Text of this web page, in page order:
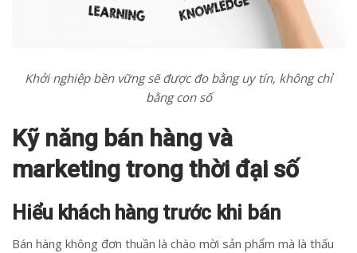
Khởi nghiệp bền vững sẽ được đo bằng uy tín, không chỉ
bằng con số
Kỹ năng bán hàng và
marketing trong thời đại số
Hiểu khách hàng trước khi bán
Bán hàng không đơn thuần là chào mời sản phẩm mà là thấu